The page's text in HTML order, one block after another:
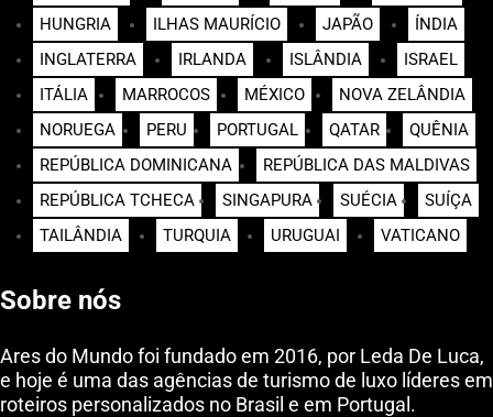
HUNGRIA
ILHAS MAURÍCIO JAPÃO
ÍNDIA
INGLATERRA
IRLANDA ISLÂNDIA
ISRAEL
ITÁLIA
MARROCOS MÉXICO
NOVA ZELÂNDIA
NORUEGA
PERU PORTUGAL QATAR
QUÊNIA
REPÚBLICA DOMINICANA
REPÚBLICA DAS MALDIVAS
REPÚBLICA TCHECA
SINGAPURA SUÉCIA
SUÍÇA
TAILÂNDIA
TURQUIA URUGUAI VATICANO
Sobre nós
Ares do Mundo foi fundado em 2016, por Leda De Luca,
e hoje é uma das agências de turismo de luxo líderes em
roteiros personalizados no Brasil e em Portugal.